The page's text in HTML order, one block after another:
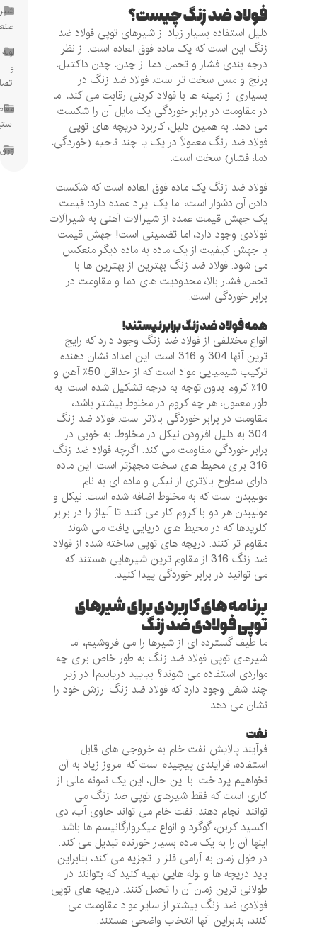
فولاد ضد زنگ چیست؟
دلیل استفاده بسیار زیاد از شیرهای توپی فولاد ضد
زنگ این است که یک ماده فوق العاده است. از نظر
درجه بندی فشار و تحمل دما از چدن، چدن داکتیل،
برنج و مس سخت تر است. فولاد ضد زنگ در
بسیاری از زمینه ها با فولاد کربنی رقابت می کند، اما
در مقاومت در برابر خوردگی یک مایل آن را شکست
می دهد. به همین دلیل، کاربرد دریچه های توپی
فولاد ضد زنگ معمولاً در یک یا چند ناحیه (خوردگی،
دما، فشار) سخت است.
فولاد ضد زنگ یک ماده فوق العاده است که شکست
دادن آن دشوار است، اما یک ایراد عمده دارد: قیمت.
یک جهش قیمت عمده از شیرآلات آهنی به شیرآلات
فولادی وجود دارد، اما تضمینی است! جهش قیمت
با جهش کیفیت از یک ماده به ماده دیگر منعکس
می شود. فولاد ضد زنگ بهترین از بهترین ها با
تحمل فشار بالا، محدودیت های دما و مقاومت در
برابر خوردگی است.
همه فولاد ضد زنگ برابر نیستند!
انواع مختلفی از فولاد ضد زنگ وجود دارد که رایج
ترین آنها 304 و 316 است. این اعداد نشان دهنده
ترکیب شیمیایی مواد است که از حداقل 50٪ آهن و
10٪ کروم بدون توجه به درجه تشکیل شده است. به
طور معمول، هر چه کروم در مخلوط بیشتر باشد،
مقاومت در برابر خوردگی بالاتر است. فولاد ضد زنگ
304 به دلیل افزودن نیکل در مخلوط، به خوبی در
برابر خوردگی مقاومت می کند. اگرچه فولاد ضد زنگ
316 برای محیط های سخت مجهزتر است. این ماده
دارای سطوح بالاتری از نیکل و ماده ای به نام
مولیبدن است که به مخلوط اضافه شده است. نیکل و
مولیبدن هر دو با کروم کار می کنند تا آلیاژ را در برابر
کلریدها که در محیط های دریایی یافت می شوند
مقاوم تر کنند. دریچه های توپی ساخته شده از فولاد
ضد زنگ 316 از مقاوم ترین شیرهایی هستند که
می توانید در برابر خوردگی پیدا کنید.
برنامه های کاربردی برای شیرهای
توپی فولادی ضد زنگ
ما طیف گسترده ای از شیرها را می فروشیم، اما
شیرهای توپی فولاد ضد زنگ به طور خاص برای چه
مواردی استفاده می شوند؟ بیایید دریابیم! در زیر
چند شغل وجود دارد که فولاد ضد زنگ ارزش خود را
نشان می دهد.
فرآیند پالایش نفت خام به خروجی های قابل
استفاده، فرآیندی پیچیده است که امروز زیاد به آن
نخواهیم پرداخت. با این حال، این یک نمونه عالی از
کاری است که فقط شیرهای توپی ضد زنگ می
توانند انجام دهند. نفت خام می تواند حاوی آب، دی
اکسید کربن، گوگرد و انواع میکروارگانیسم ها باشد.
اینها آن را به یک ماده بسیار خورنده تبدیل می کند.
در طول زمان به آرامی فلز را تجزیه می کند، بنابراین
باید دریچه ها و لوله هایی تهیه کنید که بتوانند در
طولانی ترین زمان آن را تحمل کنند. دریچه های توپی
فولادی ضد زنگ بیشتر از سایر مواد مقاومت می
کنند، بنابراین آنها انتخاب واضحی هستند.
شیرآلات